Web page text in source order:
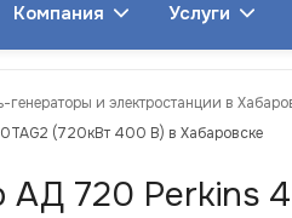
Компания Услуги
генераторы и электростанции в
(720кВт 400 В) в Хабаровске
АД 720 Perkins